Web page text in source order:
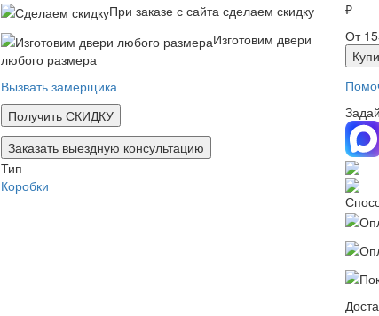
При заказе с сайта сделаем скидку
Изготовим двери
любого размера
Вызвать замерщика
Получить СКИДКУ
Заказать выездную консультацию
Тип
Коробки
₽
От